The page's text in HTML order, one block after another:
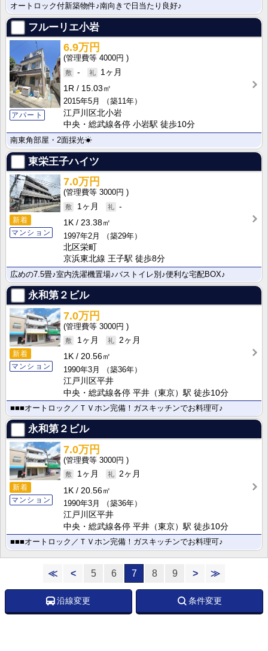
オートロック付新築物件♪南向きで日当たり良好♪
フルーリエ小岩
アパート
6.9万円
4000円
-
1ヶ月
1R
15.03㎡
2015年5月
（築11年）
江戸川区北小岩
中央・総武線各停 小岩駅 徒歩10分
南東角部屋・2面採光☀
東栄王子ハイツ
新着
マンション
7.0万円
3000円
1ヶ月
-
1K
23.38㎡
1997年2月
（築29年）
北区栄町
京浜東北線 王子駅 徒歩8分
広めの7.5畳♪室内洗濯機置場♪バストイレ別♪便利な宅配BOX♪
永和第２ビル
新着
マンション
7.0万円
3000円
1ヶ月
2ヶ月
1K
20.56㎡
1990年3月
（築36年）
江戸川区平井
中央・総武線各停 平井（東京）駅 徒歩10分
■■■オートロック／ＴＶホン完備！ガスキッチンでお料理可♪
永和第２ビル
新着
マンション
7.0万円
3000円
1ヶ月
2ヶ月
1K
20.56㎡
1990年3月
（築36年）
江戸川区平井
中央・総武線各停 平井（東京）駅 徒歩10分
■■■オートロック／ＴＶホン完備！ガスキッチンでお料理可♪
≪ < 5 6 7 8 9 > ≫
沿線変更 条件変更